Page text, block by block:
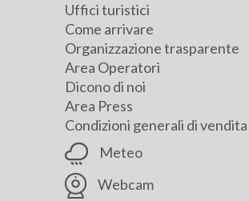
Uffici turistici
Come arrivare
Organizzazione trasparente
Area Operatori
Dicono di noi
Area Press
Condizioni generali di vendita
Meteo
Webcam